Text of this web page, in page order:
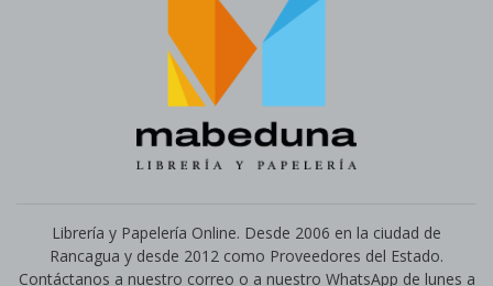
Librería y Papelería Online. Desde 2006 en la ciudad de
Rancagua y desde 2012 como Proveedores del Estado.
Contáctanos a nuestro correo o a nuestro WhatsApp de lunes a